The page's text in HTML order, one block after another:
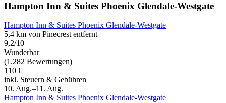
Hampton Inn & Suites Phoenix Glendale-Westgate
Hampton Inn & Suites Phoenix Glendale-Westgate
5,4 km von Pinecrest entfernt
9,2/10
Wunderbar
(1.282 Bewertungen)
110 €
inkl. Steuern & Gebühren
10. Aug.–11. Aug.
Hampton Inn & Suites Phoenix Glendale-Westgate